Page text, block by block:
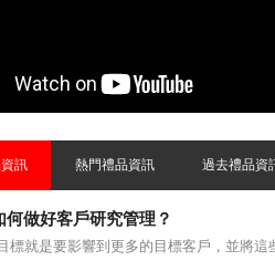
訊 熱門禮品資訊 過去禮品資
何做好客戶研究管理？
標就是要影響到更多的目標客戶，並將這